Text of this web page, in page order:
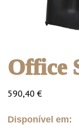
Office
590,40€
Disponível em: